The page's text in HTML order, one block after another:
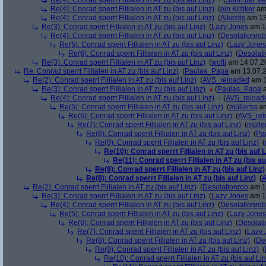
Re(4): Conrad sperrt Fillialen in AT zu (bis auf Linz) (ein Kritiker
Re(4): Conrad sperrt Fillialen in AT zu (bis auf Linz) (Alkestis am
Re(3): Conrad sperrt Fillialen in AT zu (bis auf Linz) (Lazy Jones am
Re(4): Conrad sperrt Fillialen in AT zu (bis auf Linz) (Desolationrob
Re(5): Conrad sperrt Fillialen in AT zu (bis auf Linz) (Lazy Jones
Re(6): Conrad sperrt Fillialen in AT zu (bis auf Linz) (
Re(3): Conrad sperrt Fillialen in AT zu (bis auf Linz) (wofli am
Re: Conrad sperrt Fillialen in AT zu (bis auf Linz) (Paulas_Papa am
Re(2): Conrad sperrt Fillialen in AT zu (bis auf Linz) (AVS_reloaded am
Re(3): Conrad sperrt Fillialen in AT zu (bis auf Linz)
(Paulas_Papa
Re(4): Conrad sperrt Fillialen in AT zu (bis auf Linz)
(
Re(5): Conrad sperrt Fillialen in AT zu (bis auf Linz) (müllersq
Re(6): Conrad sperrt Fillialen in AT zu (bis auf Linz) (
Re(7): Conrad sperrt Fillialen in AT zu (bis auf Linz) (
Re(8): Conrad sperrt Fillialen in AT zu (bis auf Linz) (
Re(9): Conrad sperrt Fillialen in AT zu (bis auf Linz) (
Re(10): Conrad sperrt Fillialen in AT zu (bis auf
Re(11): Conrad sperrt Fillialen in AT zu (bis
Re(9): Conrad sperrt Fillialen in AT zu (bis auf Linz)
Re(8): Conrad sperrt Fillialen in AT zu (bis auf Linz) (
Re(2): Conrad sperrt Fillialen in AT zu (bis auf Linz) (Desolationrob am
Re(3): Conrad sperrt Fillialen in AT zu (bis auf Linz) (Lazy Jones am
Re(4): Conrad sperrt Fillialen in AT zu (bis auf Linz) (Desolationrob
Re(5): Conrad sperrt Fillialen in AT zu (bis auf Linz) (Lazy Jones
Re(6): Conrad sperrt Fillialen in AT zu (bis auf Linz) (
Re(7): Conrad sperrt Fillialen in AT zu (bis auf Linz) (Lazy
Re(8): Conrad sperrt Fillialen in AT zu (bis auf Linz) (
Re(9): Conrad sperrt Fillialen in AT zu (bis auf Linz) (
Re(10): Conrad sperrt Fillialen in AT zu (bis auf